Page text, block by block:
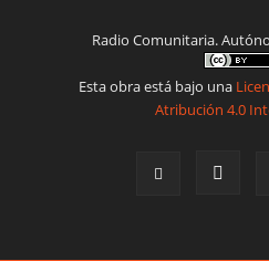
Radio Comunitaria.
Esta obra está bajo una
Atribución 4.0